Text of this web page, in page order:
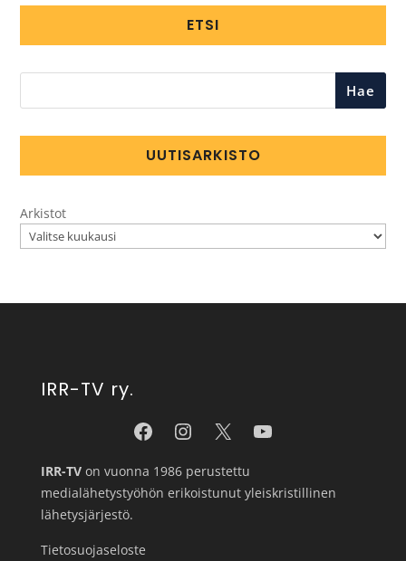
ETSI
Hae
UUTISARKISTO
Arkistot
IRR-TV ry.
IRR-TVon vuonna 1986 perustettu
medialähetystyöhön erikoistunut yleiskristillinen
lähetysjärjestö.
Tietosuojaseloste